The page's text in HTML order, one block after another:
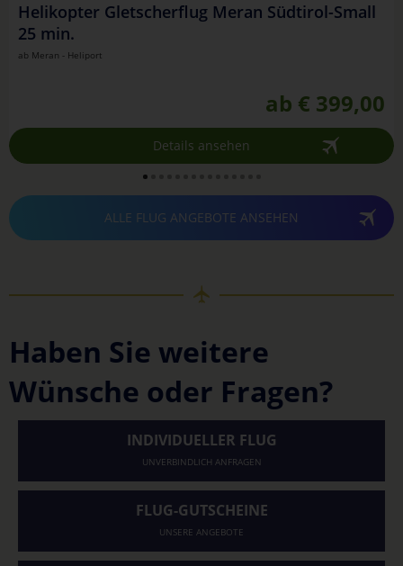
Helikopter Gletscherflug Meran Südtirol-Small
25 min.
ab Meran - Heliport
ab € 399,00
Details ansehen
ALLE FLUG ANGEBOTE ANSEHEN
Haben Sie weitere
Wünsche oder Fragen?
INDIVIDUELLER FLUG
UNVERBINDLICH ANFRAGEN
FLUG-GUTSCHEINE
UNSERE ANGEBOTE